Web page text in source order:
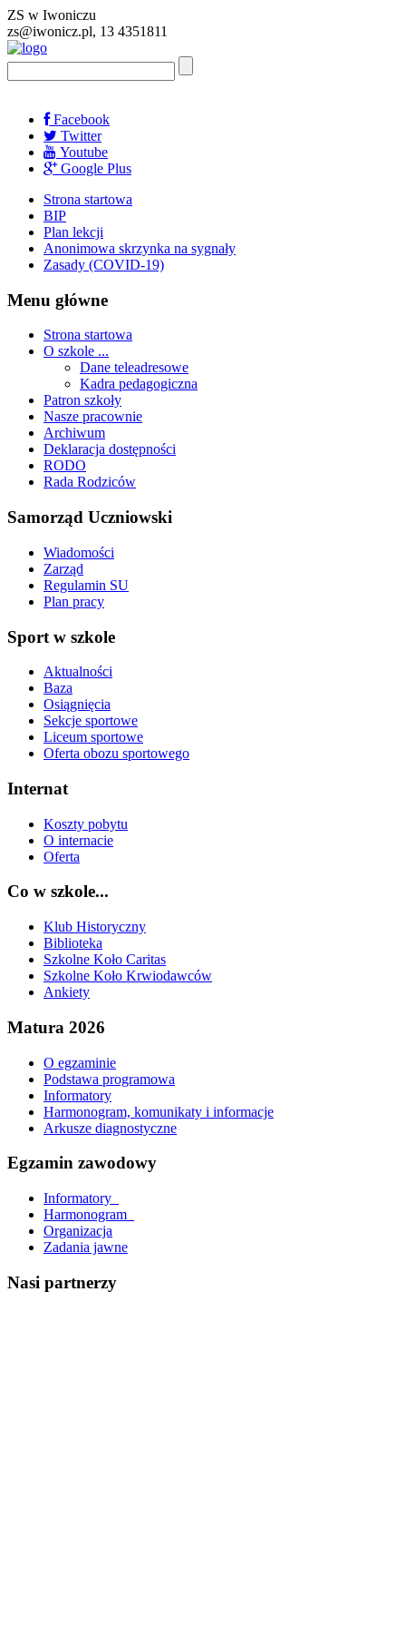
ZS w Iwoniczu
zs@iwonicz.pl, 13 4351811
Facebook
Twitter
Youtube
Google Plus
Strona startowa
BIP
Plan lekcji
Anonimowa skrzynka na sygnały
Zasady (COVID-19)
Menu główne
Strona startowa
O szkole ...
Dane teleadresowe
Kadra pedagogiczna
Patron szkoły
Nasze pracownie
Archiwum
Deklaracja dostępności
RODO
Rada Rodziców
Samorząd Uczniowski
Wiadomości
Zarząd
Regulamin SU
Plan pracy
Sport w szkole
Aktualności
Baza
Osiągnięcia
Sekcje sportowe
Liceum sportowe
Oferta obozu sportowego
Internat
Koszty pobytu
O internacie
Oferta
Co w szkole...
Klub Historyczny
Biblioteka
Szkolne Koło Caritas
Szkolne Koło Krwiodawców
Ankiety
Matura 2026
O egzaminie
Podstawa programowa
Informatory
Harmonogram, komunikaty i informacje
Arkusze diagnostyczne
Egzamin zawodowy
Informatory_
Harmonogram_
Organizacja
Zadania jawne
Nasi partnerzy